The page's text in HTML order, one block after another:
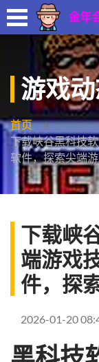
游戏
首页
下载峡谷黑科技
软件，探索尖端
下载峡
端游戏
件，探
2026-01-20